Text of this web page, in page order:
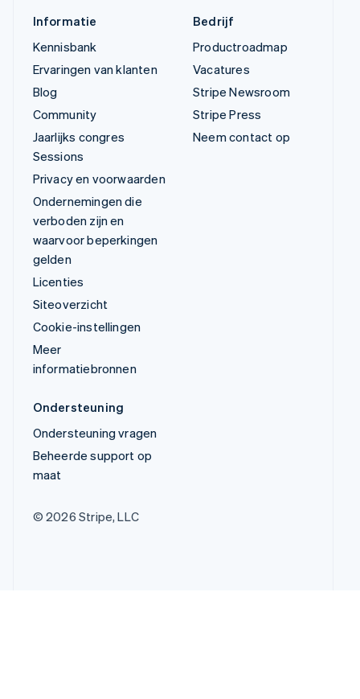
Informatie
Kennisbank
Ervaringen van klanten
Blog
Community
Jaarlijks congres
Sessions
Privacy en voorwaarden
Ondernemingen die
verboden zijn en
waarvoor beperkingen
gelden
Licenties
Siteoverzicht
Cookie-instellingen
Meer
informatiebronnen
Bedrijf
Productroadmap
Vacatures
Stripe Newsroom
Stripe Press
Neem contact op
Ondersteuning
Ondersteuning vragen
Beheerde support op
maat
© 2026 Stripe, LLC